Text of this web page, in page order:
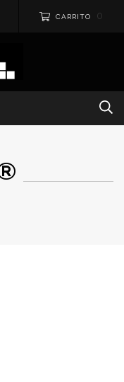
CARRITO 0